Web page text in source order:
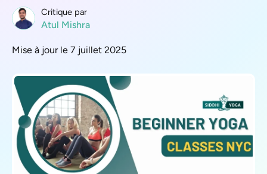
Critique par
Atul Mishra
Mise à jour le 7 juillet 2025